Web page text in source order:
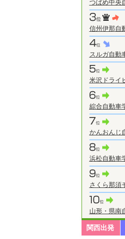
つばめ中央
信州伊那自
スルガ自動
米沢ドライ
綜合自動車
かんおんじ
浜松自動
さくら那須
山形・県南
関西出発